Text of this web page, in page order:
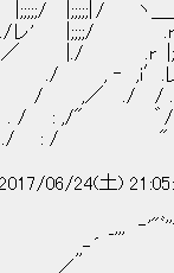
/ ヽ＿_.
レ' |;;;;/
|./ .r |;;;;;/
レ' .,
./ / ./ /
: ,/" ゛
/ " /
2017/06/24(土)
'-